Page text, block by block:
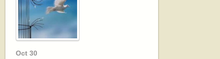
Oct 30